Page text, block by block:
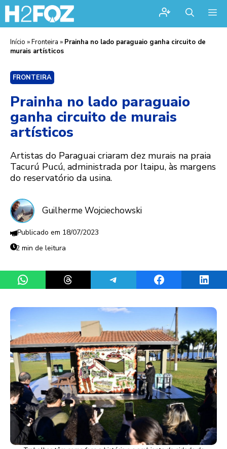
Início »Fronteira » Prainha no lado paraguaio ganha circuito de
murais artísticos
FRONTEIRA
Prainha no lado paraguaio
ganha circuito de murais
artísticos
Artistas do Paraguai criaram dez murais na praia
Tacurú Pucú, administrada por Itaipu, às margens
do reservatório da usina.
Guilherme Wojciechowski
18/07/2023
2 min de leitura
Share on WhatsAppShare on ThreadsShare on TelegramShare on Facebook